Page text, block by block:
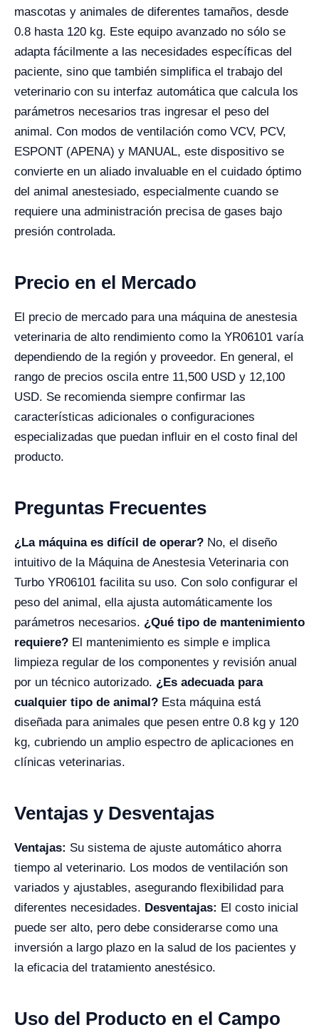
mascotas y animales de diferentes tamaños, desde
0.8 hasta 120 kg. Este equipo avanzado no sólo se
adapta fácilmente a las necesidades específicas del
paciente, sino que también simplifica el trabajo del
veterinario con su interfaz automática que calcula los
parámetros necesarios tras ingresar el peso del
animal. Con modos de ventilación como VCV, PCV,
ESPONT (APENA) y MANUAL, este dispositivo se
convierte en un aliado invaluable en el cuidado óptimo
del animal anestesiado, especialmente cuando se
requiere una administración precisa de gases bajo
presión controlada.
Precio en el Mercado
El precio de mercado para una máquina de anestesia
veterinaria de alto rendimiento como la YR06101 varía
dependiendo de la región y proveedor. En general, el
rango de precios oscila entre 11,500 USD y 12,100
USD. Se recomienda siempre confirmar las
características adicionales o configuraciones
especializadas que puedan influir en el costo final del
producto.
Preguntas Frecuentes
¿La máquina es difícil de operar? No, el diseño
intuitivo de la Máquina de Anestesia Veterinaria con
Turbo YR06101 facilita su uso. Con solo configurar el
peso del animal, ella ajusta automáticamente los
parámetros necesarios. ¿Qué tipo de mantenimiento
requiere? El mantenimiento es simple e implica
limpieza regular de los componentes y revisión anual
por un técnico autorizado. ¿Es adecuada para
cualquier tipo de animal? Esta máquina está
diseñada para animales que pesen entre 0.8 kg y 120
kg, cubriendo un amplio espectro de aplicaciones en
clínicas veterinarias.
Ventajas y Desventajas
Ventajas: Su sistema de ajuste automático ahorra
tiempo al veterinario. Los modos de ventilación son
variados y ajustables, asegurando flexibilidad para
diferentes necesidades. Desventajas: El costo inicial
puede ser alto, pero debe considerarse como una
inversión a largo plazo en la salud de los pacientes y
la eficacia del tratamiento anestésico.
Uso del Producto en el Campo